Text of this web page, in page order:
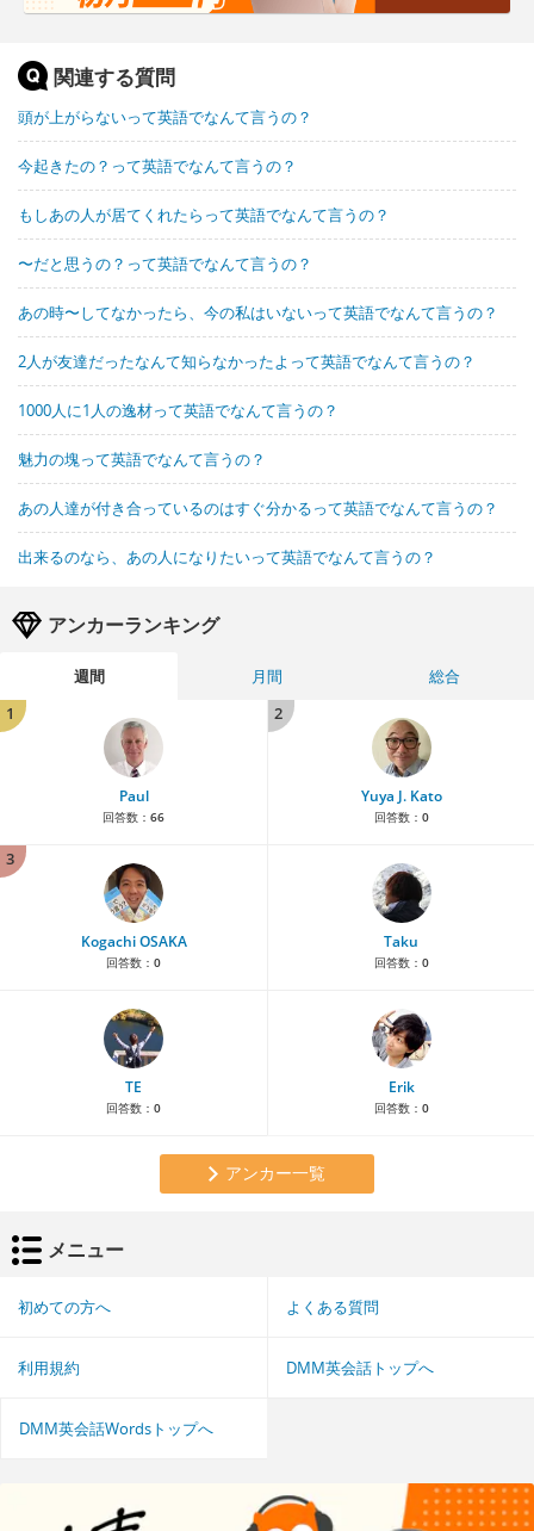
関連する質問
頭が上がらないって英語でなんて言うの？
今起きたの？って英語でなんて言うの？
もしあの人が居てくれたらって英語でなんて言うの？
〜だと思うの？って英語でなんて言うの？
あの時〜してなかったら、今の私はいないって英語でなんて言うの？
2人が友達だったなんて知らなかったよって英語でなんて言うの？
1000人に1人の逸材って英語でなんて言うの？
魅力の塊って英語でなんて言うの？
あの人達が付き合っているのはすぐ分かるって英語でなんて言うの？
出来るのなら、あの人になりたいって英語でなんて言うの？
アンカーランキング
週間 月間
総合
1
Paul
回答数： 66
2
Yuya J. Kato
回答数： 0
3
Kogachi OSAKA
回答数： 0
Taku
回答数： 0
TE
回答数： 0
Erik
回答数： 0
アンカー一覧
メニュー
初めての方へ よくある質問
利用規約 DMM英会話トップへ
DMM英会話Wordsトップへ